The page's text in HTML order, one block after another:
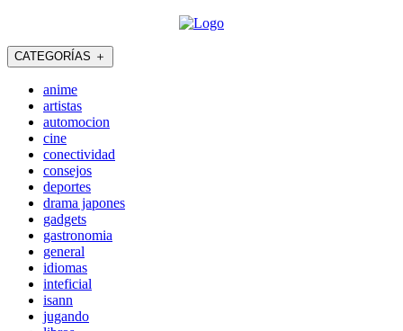
CATEGORÍAS ＋
anime
artistas
automocion
cine
conectividad
consejos
deportes
drama japones
gadgets
gastronomia
general
idiomas
inteficial
isann
jugando